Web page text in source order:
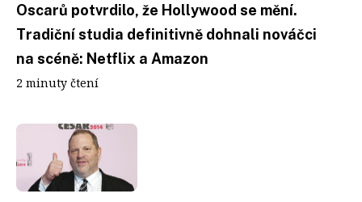
Oscarů potvrdilo, že Hollywood se mění.
Tradiční studia definitivně dohnali nováčci
na scéně: Netflix a Amazon
2 minuty čtení